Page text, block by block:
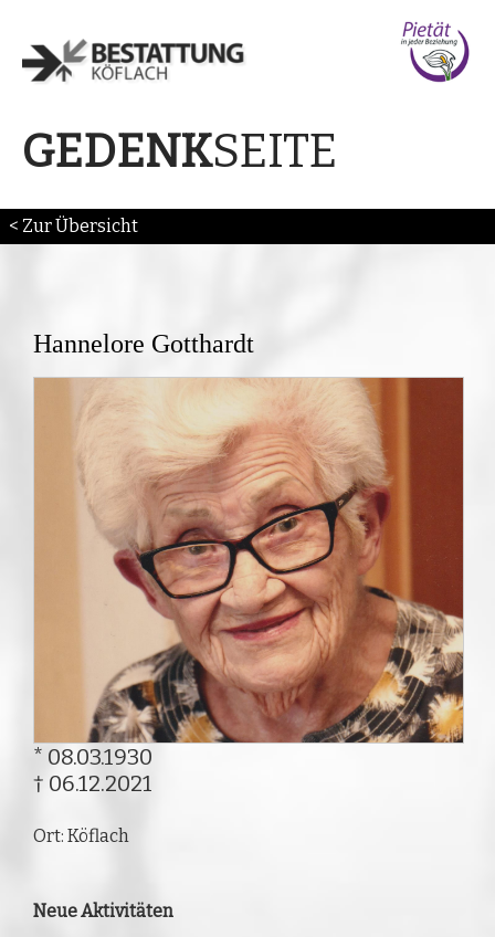
GEDENKSEITE
< Zur Übersicht
Hannelore Gotthardt
* 08.03.1930
† 06.12.2021
Ort: Köflach
Neue Aktivitäten